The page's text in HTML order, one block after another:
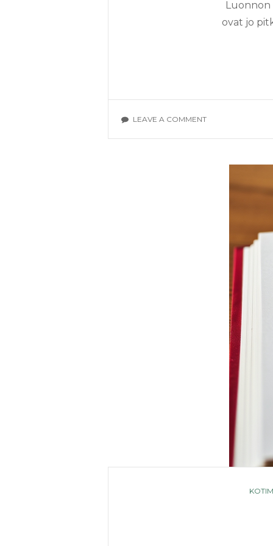
Luonnon
ovat jo
LEAVE A COMMENTON
IHMISEN